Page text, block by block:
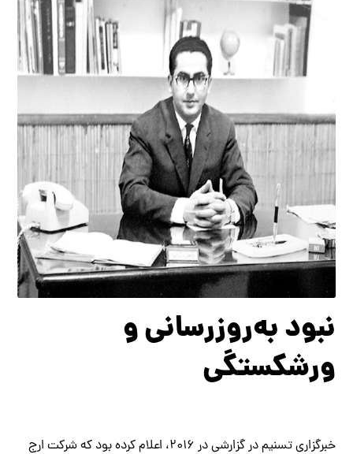
نبود به‌روزرسانی و
ورشکستگی
خبرگزاری تسنیم در گزارشی در ۲۰۱۶، اعلام کرده بود که شرکت ارج